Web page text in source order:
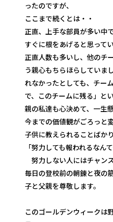
ったのですが、
ここまで続くとは・・
正直、上手な部員が多い中
すぐに根をあげると思ってい
正直人数も多いし、他のチ
う親心もちらほらしていま
れなかったとしても、チー
で、このチームに残る」と
親の私達も心決めて、一生
今までの価値観がごろっと
子供に教えられることばかり
「努力しても報われるなん
努力しない人にはチャン
毎日の登校前の朝錬と夜の
子と父親を尊敬します。
このゴールデンウィークは